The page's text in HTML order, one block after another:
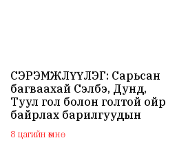
СЭРЭМЖЛҮҮЛЭГ: Сарьсан
багваахай Сэлбэ, Дунд,
Туул гол болон голтой ойр
байрлах барилгуудын
дээвэр зэрэг газарт ихээр
үүрлэж байна
8 цагийн өмнө